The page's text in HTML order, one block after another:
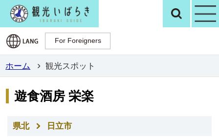
観光いばらき検
For Foreigners
For Foreigners
ホーム 観光スポット
遊食酒房 栄楽
県北 日立市